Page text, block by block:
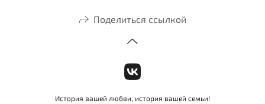
Поделиться ссылкой
История вашей любви, история вашей семьи!